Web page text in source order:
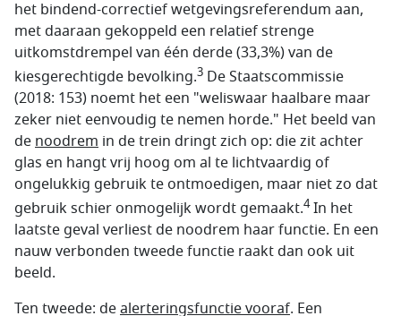
het bindend-correctief wetgevingsreferendum aan,
met daaraan gekoppeld een relatief strenge
uitkomstdrempel van één derde (33,3%) van de
kiesgerechtigde bevolking.3 De Staatscommissie
(2018: 153) noemt het een "weliswaar haalbare maar
zeker niet eenvoudig te nemen horde." Het beeld van
denoodrem in de trein dringt zich op: die zit achter
glas en hangt vrij hoog om al te lichtvaardig of
ongelukkig gebruik te ontmoedigen, maar niet zo dat
gebruik schier onmogelijk wordt gemaakt.4In het
laatste geval verliest de noodrem haar functie. En een
nauw verbonden tweede functie raakt dan ook uit
beeld.
Ten tweede: dealerteringsfunctie vooraf. Een